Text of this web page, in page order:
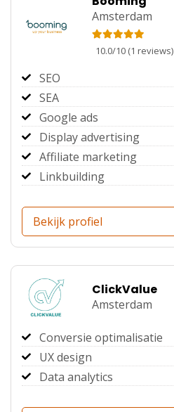
Amsterdam
10.0/10 (1 reviews)
SEO
SEA
Google ads
Display advertising
Affiliate marketing
Linkbuilding
Bekijk profiel
ClickValue
Amsterdam
Conversie optimalisatie
UX design
Data analytics